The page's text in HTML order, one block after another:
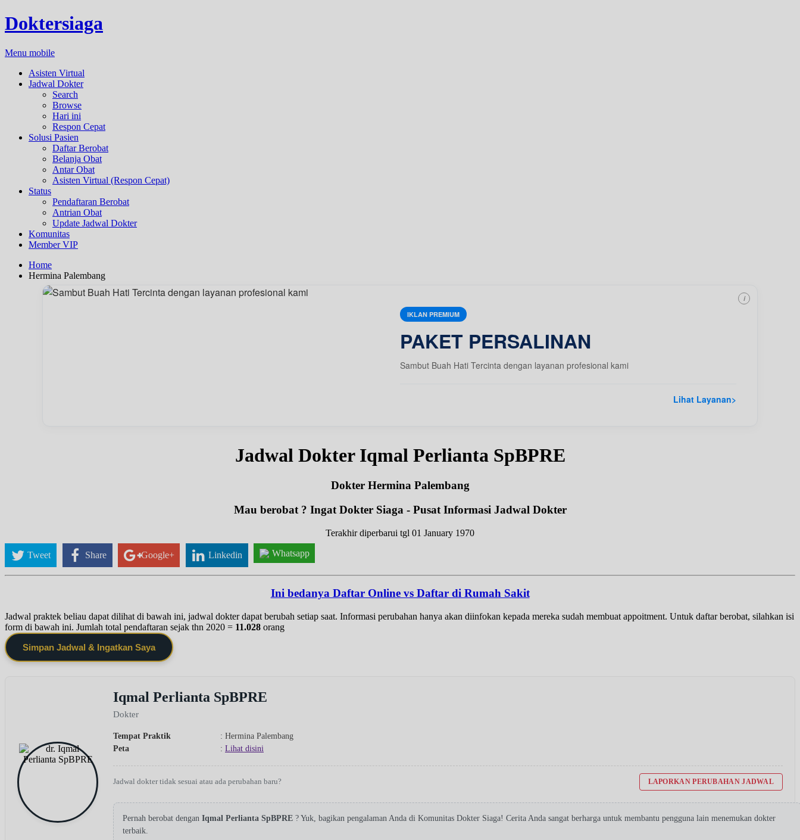
Doktersiaga
Menu mobile
Asisten Virtual
Jadwal Dokter
Search
Browse
Hari ini
Respon Cepat
Solusi Pasien
Daftar Berobat
Belanja Obat
Antar Obat
Asisten Virtual (Respon Cepat)
Status
Pendaftaran Berobat
Antrian Obat
Update Jadwal Dokter
Komunitas
Member VIP
Home
Hermina Palembang
IKLAN PREMIUM
PAKET PERSALINAN
Sambut Buah Hati Tercinta dengan layanan profesional kami
Lihat Layanan>
i
Jadwal Dokter Iqmal Perlianta SpBPRE
Dokter Hermina Palembang
Mau berobat ? Ingat Dokter Siaga - Pusat Informasi Jadwal Dokter
Terakhir diperbarui tgl 01 January 1970
Tweet Share Google+ Linkedin Whatsapp
Ini bedanya Daftar Online vs Daftar di Rumah Sakit
Jadwal praktek beliau dapat dilihat di bawah ini, jadwal dokter dapat berubah setiap saat. Informasi perubahan hanya akan diinfokan kepada mereka sudah membuat appoitment. Untuk daftar berobat, silahkan isi
form di bawah ini. Jumlah total pendaftaran sejak thn 2020 = 11.028 orang
Simpan Jadwal & Ingatkan Saya
Iqmal Perlianta SpBPRE
Dokter
Tempat Praktik
: Hermina Palembang
Peta
: Lihat disini
Jadwal dokter tidak sesuai atau ada perubahan baru? LAPORKAN PERUBAHAN JADWAL
Pernah berobat dengan Iqmal Perlianta SpBPRE ? Yuk, bagikan pengalaman Anda di Komunitas Dokter Siaga! Cerita Anda sangat berharga untuk membantu pengguna lain menemukan dokter
terbaik.